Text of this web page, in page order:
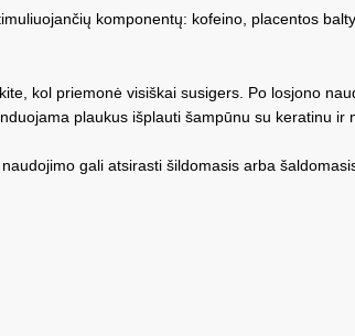
komponentų: kofeino, placentos
kol priemonė visiškai susigers. Po losjono
plaukus išplauti šampūnu su keratinu ir
gali atsirasti šildomasis arba